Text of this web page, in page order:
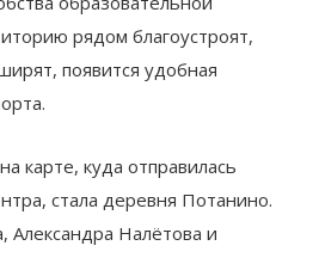
и создали дизайн-проекты
образовательной
рядом благоустроят,
появится удобная
карте, куда отправилась
стала деревня Потанино.